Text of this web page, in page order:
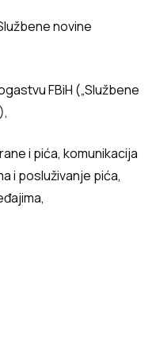
novine
FBiH („Službene
i pića, komunikacija
i posluživanje pića,